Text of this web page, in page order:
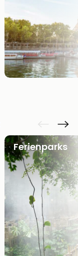
Ferienparks